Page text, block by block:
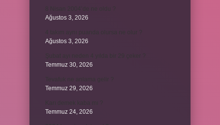
Ağustos 3, 2026
Ağustos 3, 2026
Temmuz 30, 2026
Temmuz 29, 2026
Temmuz 24, 2026